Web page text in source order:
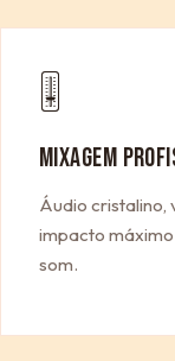
🎚
MIXAGEM
Áudio cristalino,
impacto
som.